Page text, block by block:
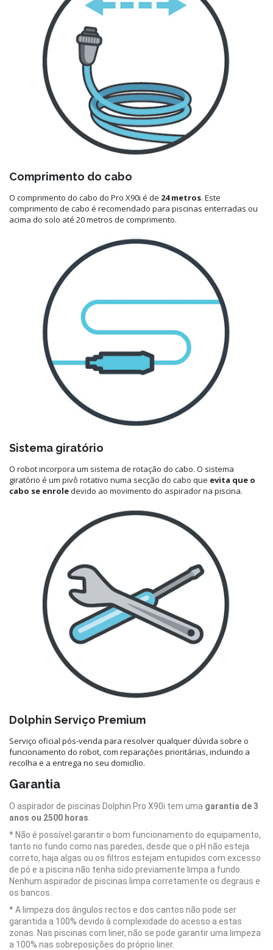
Comprimento do cabo
O comprimento do cabo do Pro X90i é de 24 metros. Este
comprimento de cabo é recomendado para piscinas enterradas ou
acima do solo até 20 metros de comprimento.
Sistema giratório
O robot incorpora um sistema de rotação do cabo. O sistema
giratório é um pivô rotativo numa secção do cabo que evita que o
cabo se enroledevido ao movimento do aspirador na piscina.
Dolphin Serviço Premium
Serviço oficial pós-venda para resolver qualquer dúvida sobre o
funcionamento do robot, com reparações prioritárias, incluindo a
recolha e a entrega no seu domicílio.
Garantia
O aspirador de piscinas Dolphin Pro X90i tem uma garantia de 3
anos ou 2500 horas
* Não é possível garantir o bom funcionamento do equipamento,
tanto no fundo como nas paredes, desde que o pH não esteja
correto, haja algas ou os filtros estejam entupidos com excesso
de pó e a piscina não tenha sido previamente limpa a fundo.
Nenhum aspirador de piscinas limpa corretamente os degraus e
os bancos.
* A limpeza dos ângulos rectos e dos cantos não pode ser
garantida a 100% devido à complexidade do acesso a estas
zonas. Nas piscinas com liner, não se pode garantir uma limpeza
a 100% nas sobreposições do próprio liner.